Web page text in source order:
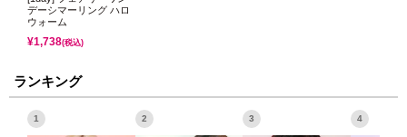
デーシマーリング ハロ
ウォーム
¥1,738(税込)
ランキング
1 2 3 4